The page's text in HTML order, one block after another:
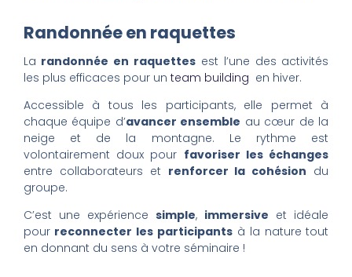
Randonnée en raquettes
La randonnée en raquettes est l’une des activités
les plus efficaces pour un team building en hiver.
Accessible à tous les participants, elle permet à
chaque équipe d’avancer ensemble au cœur de la
neige et de la montagne. Le rythme est
volontairement doux pour favoriser les échanges
entre collaborateurs et renforcer la cohésion du
groupe.
C’est une expérience simple, immersive et idéale
pour reconnecter les participants à la nature tout
en donnant du sens à votre séminaire !